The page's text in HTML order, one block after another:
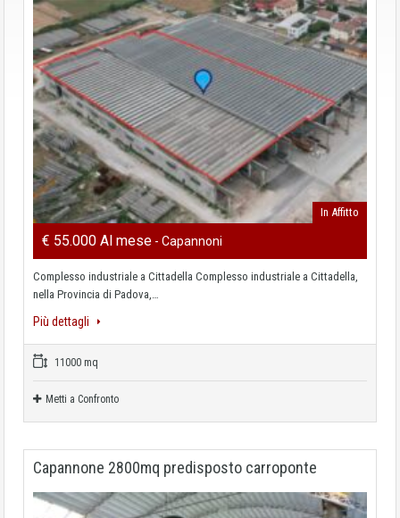
In Affitto
€ 55.000 Al mese - Capannoni
Complesso industriale a Cittadella Complesso industriale a Cittadella,
nella Provincia di Padova,…
Più dettagli
11000 mq
Metti a Confronto
Capannone 2800mq predisposto carroponte